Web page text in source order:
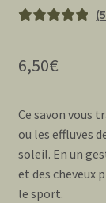
notations
(5
6,50€
Ce savon vous
ou les effluves
soleil. En un
et des cheveux
le sport.